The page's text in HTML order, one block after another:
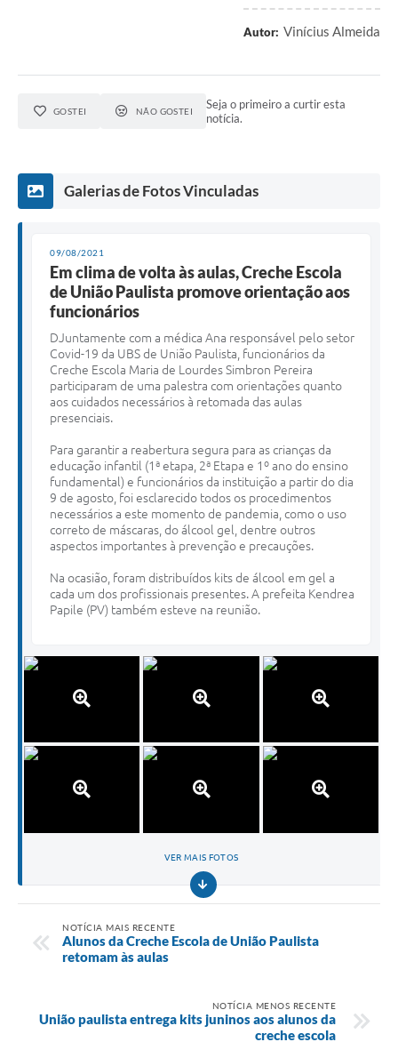
Autor: Vinícius Almeida
GOSTEI NÃO GOSTEI
Seja o primeiro a curtir esta
notícia.
Galerias de Fotos Vinculadas
09/08/2021
Em clima de volta às aulas, Creche Escola
de União Paulista promove orientação aos
funcionários
DJuntamente com a médica Ana responsável pelo setor
Covid-19 da UBS de União Paulista, funcionários da
Creche Escola Maria de Lourdes Simbron Pereira
participaram de uma palestra com orientações quanto
aos cuidados necessários à retomada das aulas
presenciais.
Para garantir a reabertura segura para as crianças da
educação infantil (1ª etapa, 2ª Etapa e 1º ano do ensino
fundamental) e funcionários da instituição a partir do dia
9 de agosto, foi esclarecido todos os procedimentos
necessários a este momento de pandemia, como o uso
correto de máscaras, do álcool gel, dentre outros
aspectos importantes à prevenção e precauções.
Na ocasião, foram distribuídos kits de álcool em gel a
cada um dos profissionais presentes. A prefeita Kendrea
Papile (PV) também esteve na reunião.
VER MAIS FOTOS
NOTÍCIA MAIS RECENTE
Alunos da Creche Escola de União Paulista
retomam às aulas
NOTÍCIA MENOS RECENTE
União paulista entrega kits juninos aos alunos da
creche escola